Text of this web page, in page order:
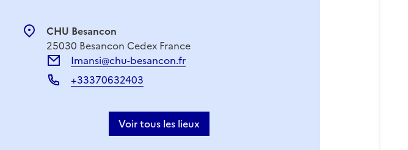
CHU Besancon
25030 Besancon Cedex France
Imansi@chu-besancon.fr
+33370632403
Voir tous les lieux